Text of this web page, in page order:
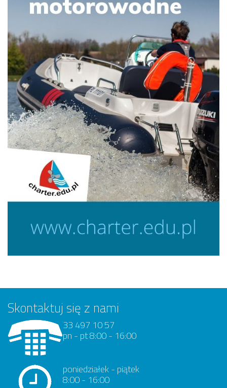
Skontaktuj się z nami
33 497 10 57
pn - pt 8:00 - 16:00
poniedziałek - piątek
8:00 - 16:00